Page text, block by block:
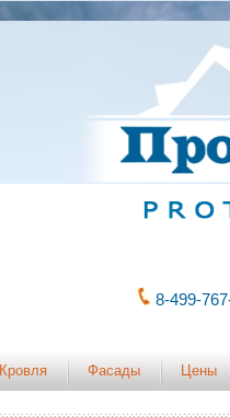
8-499-
Кровля Фасады Цены